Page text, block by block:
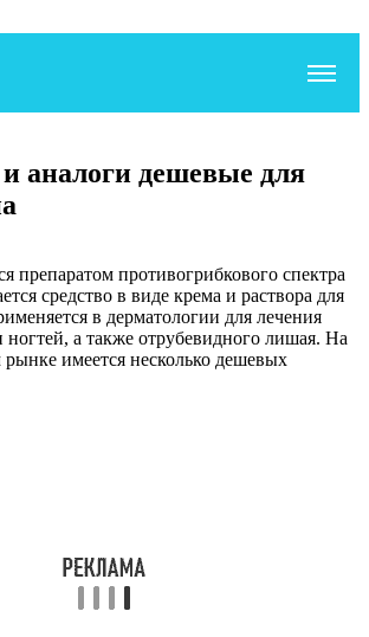
аналоги дешевые для
препаратом противогрибкового спектра
средство в виде крема и раствора для
в дерматологии для лечения
а также отрубевидного лишая. На
имеется несколько дешевых